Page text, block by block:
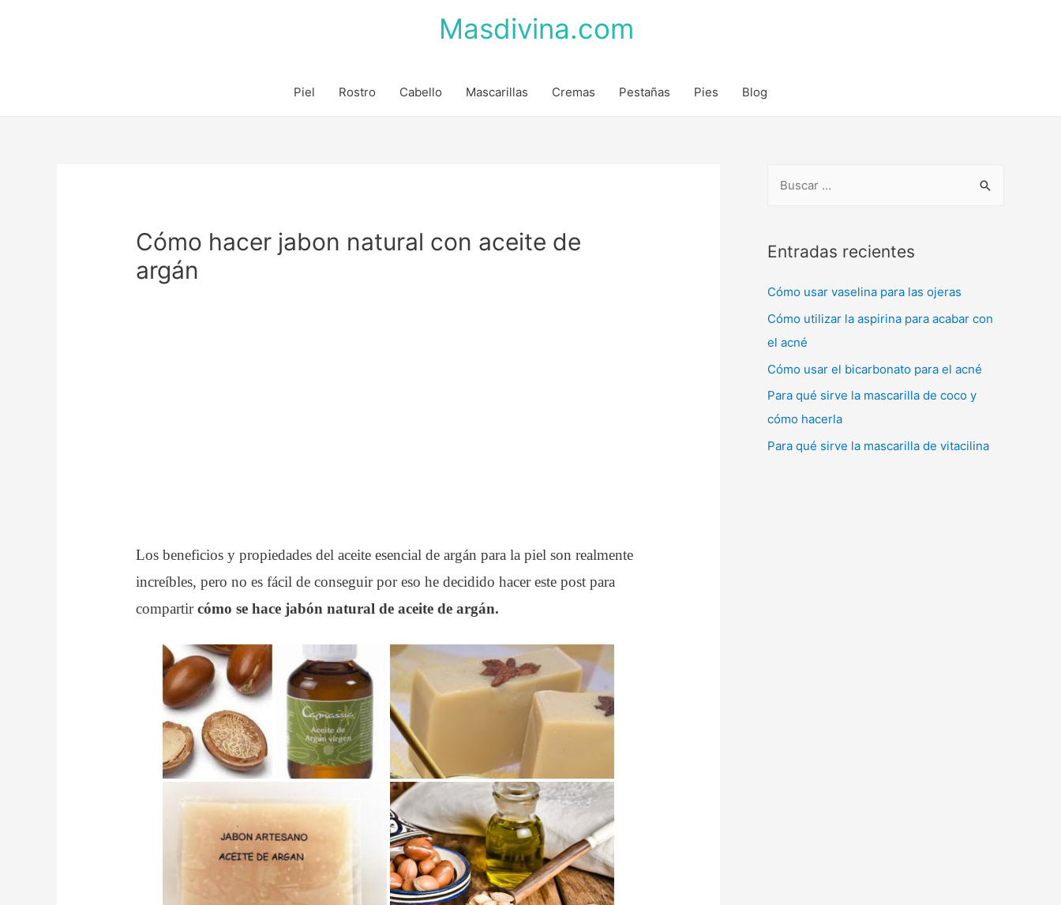
Masdivina.com
Piel Rostro Cabello Mascarillas Cremas Pestañas Pies Blog
Cómo hacer jabon natural con aceite de
argán
Los beneficios y propiedades del aceite esencial de argán para la piel son realmente
increíbles, pero no es fácil de conseguir por eso he decidido hacer este post para
compartircómo se hace jabón natural deaceite de argán.
c
r
:
Entradas recientes
Cómo usar vaselina para las ojeras
Cómo utilizar la aspirina para acabar con
el acné
Cómo usar el bicarbonato para el acné
Para qué sirve la mascarilla de coco y
cómo hacerla
Para qué sirve la mascarilla de vitacilina